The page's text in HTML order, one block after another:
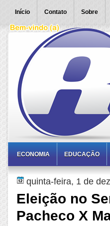
Início Contato Sobre
ECONOMIA EDUCAÇÃO
quinta-feira, 1 de
Eleição no
Pacheco X